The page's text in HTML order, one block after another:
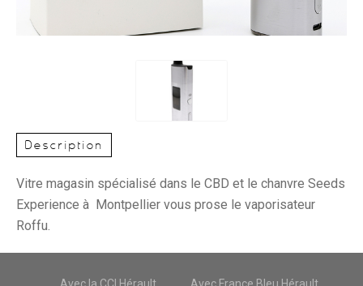
Description
Vitre magasin spécialisé dans le CBD et le chanvre Seeds
Experience à Montpellier vous prose le vaporisateur
Roffu.
Avec la CCI Hérault Avec France Bleu Hérault